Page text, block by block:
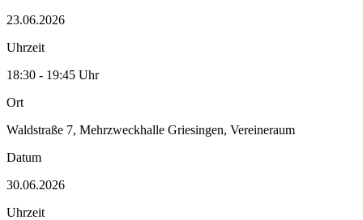
23.06.2026
Uhrzeit
18:30 - 19:45 Uhr
Ort
Waldstraße 7, Mehrzweckhalle Griesingen, Vereineraum
Datum
30.06.2026
Uhrzeit